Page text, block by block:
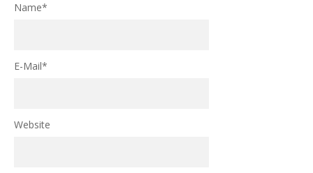
Name*
E-Mail*
Website